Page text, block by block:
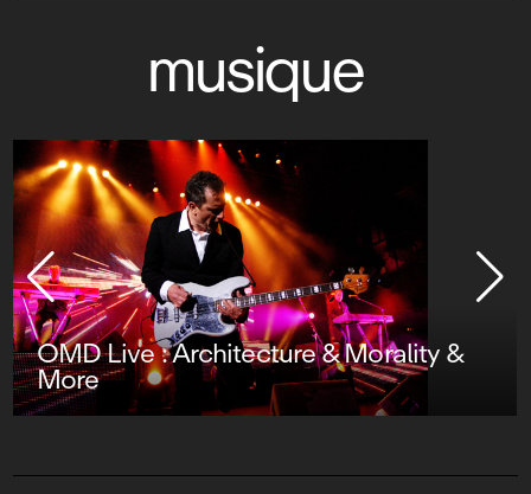
musique
OMD Live : Architecture & Morality &
More